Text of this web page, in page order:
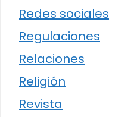
Redes sociales
Regulaciones
Relaciones
Religión
Revista